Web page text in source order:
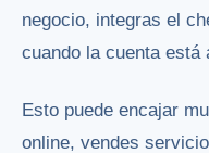
negocio, integras el
cuando la cuenta está
Esto puede encajar
online, vendes